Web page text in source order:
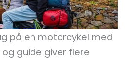
på en motorcykel med
guide giver flere